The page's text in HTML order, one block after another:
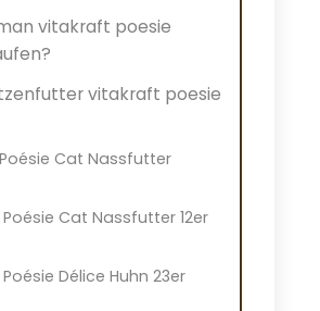
vitakraft poesie
vitakraft poesie
Cat Nassfutter
Cat Nassfutter 12er
Délice Huhn 23er